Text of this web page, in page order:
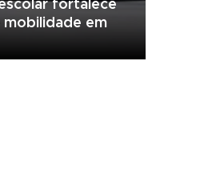
mobilidade em